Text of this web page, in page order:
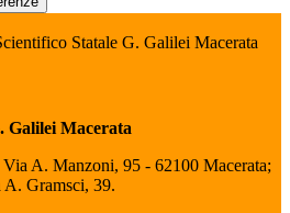
Statale G. Galilei Macerata
Galilei Macerata
A. Manzoni, 95 - 62100 Macerata;
Gramsci, 39.